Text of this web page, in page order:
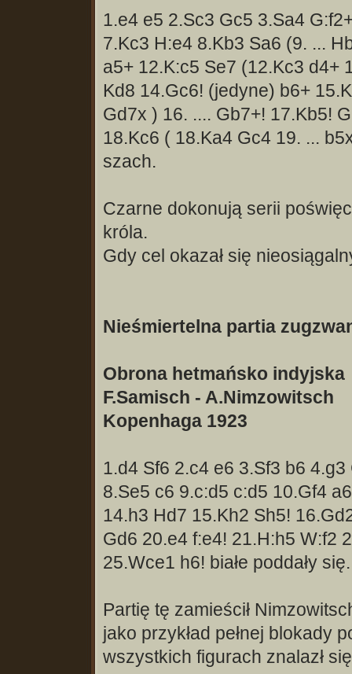
1.e4 e5 2.Sc3 Gc5 3.Sa4
7.Kc3 H:e4 8.Kb3 Sa6 (9. ...
a5+ 12.K:c5 Se7 (12.Kc3 d4+
Kd8 14.Gc6! (jedyne) b6+
Gd7x ) 16. .... Gb7+! 17.Kb5!
18.Kc6 ( 18.Ka4 Gc4 19. ...
szach.
Czarne dokonują serii
króla.
Gdy cel okazał się
Nieśmiertelna partia
Obrona hetmańsko indyjska
F.Samisch - A.Nimzowitsch
Kopenhaga 1923
1.d4 Sf6 2.c4 e6 3.Sf3 b6
8.Se5 c6 9.c:d5 c:d5 10.Gf4
14.h3 Hd7 15.Kh2 Sh5!
Gd6 20.e4 f:e4! 21.H:h5 W:f2
25.Wce1 h6! białe poddały się.
Partię tę zamieścił
jako przykład pełnej blokady
wszystkich figurach znalazł